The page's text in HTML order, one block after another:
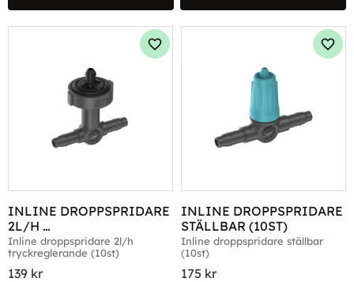
INLINE DROPPSPRIDARE
2L/H
TRYCKREGLERANDE
(10ST)
Inline droppspridare 2l/h
tryckreglerande (10st)
139 kr
Lägg till i favoriter
INLINE DROPPSPRIDARE
STÄLLBAR (10ST)
Inline droppspridare ställbar
(10st)
175 kr